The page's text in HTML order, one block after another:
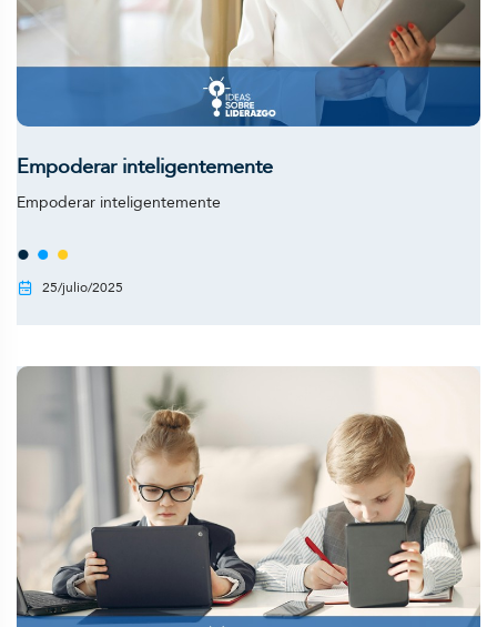
Empoderar inteligentemente
Empoderar inteligentemente
25/julio/2025